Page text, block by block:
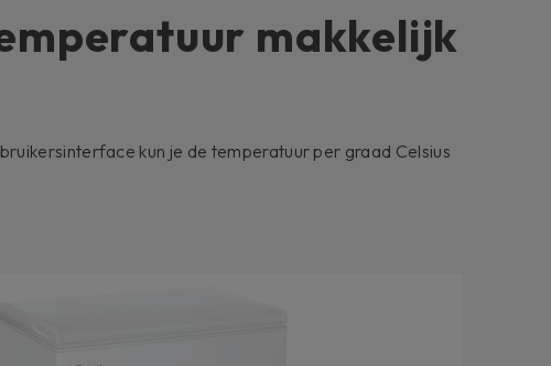
makkelijk
kun je de temperatuur per graad Celsius